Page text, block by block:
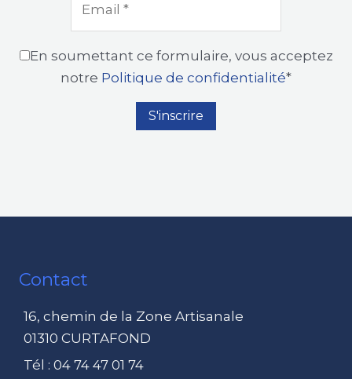
En soumettant ce formulaire, vous acceptez
notre Politique de confidentialité*
Contact
16, chemin de la Zone Artisanale
01310 CURTAFOND
Tél : 04 74 47 01 74